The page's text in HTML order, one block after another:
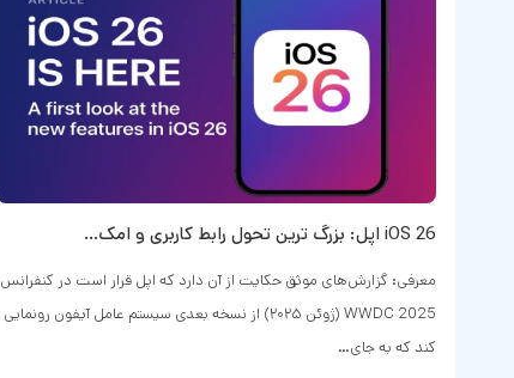
iOS 26 اپل: بزرگ‌ ترین تحول رابط کاربری و امک…
معرفی: گزارش‌های موثق حکایت از آن دارد که اپل قرار است در کنفرانس
WWDC 2025 (ژوئن ۲۰۲۵) از نسخه بعدی سیستم‌ عامل آیفون رونمایی
کند که به جای…